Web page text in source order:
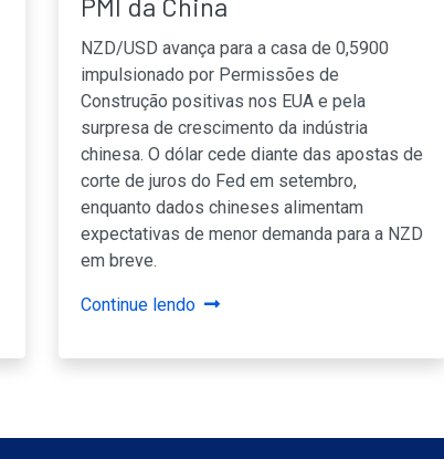
NZD/USD avança para a casa de 0,5900
impulsionado por Permissões de
Construção positivas nos EUA e pela
surpresa de crescimento da indústria
chinesa. O dólar cede diante das apostas de
corte de juros do Fed em setembro,
enquanto dados chineses alimentam
expectativas de menor demanda para a NZD
em breve.
Continue lendo